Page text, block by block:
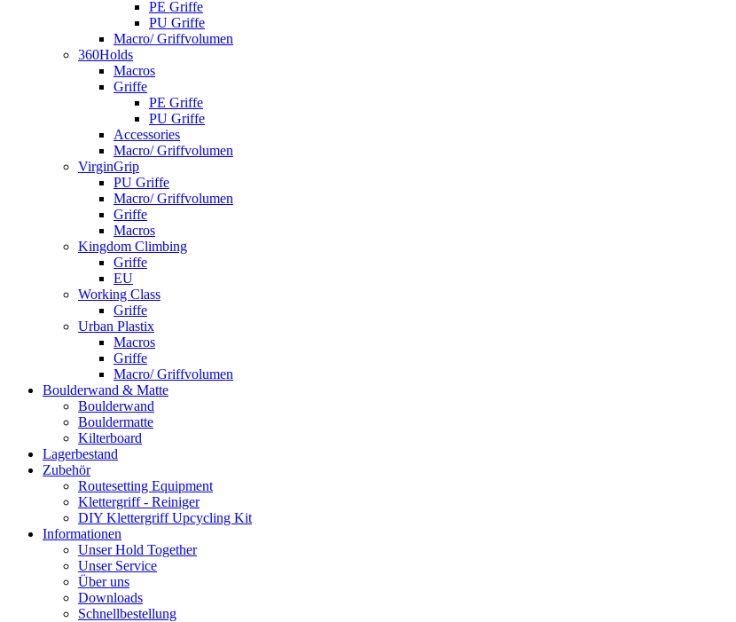
PE Griffe
PU Griffe
Macro/ Griffvolumen
360Holds
Macros
Griffe
PE Griffe
PU Griffe
Accessories
Macro/ Griffvolumen
VirginGrip
PU Griffe
Macro/ Griffvolumen
Griffe
Macros
Kingdom Climbing
Griffe
EU
Working Class
Griffe
Urban Plastix
Macros
Griffe
Macro/ Griffvolumen
Boulderwand & Matte
Boulderwand
Bouldermatte
Kilterboard
Lagerbestand
Zubehör
Routesetting Equipment
Klettergriff - Reiniger
DIY Klettergriff Upcycling Kit
Informationen
Unser Hold Together
Unser Service
Über uns
Downloads
Schnellbestellung